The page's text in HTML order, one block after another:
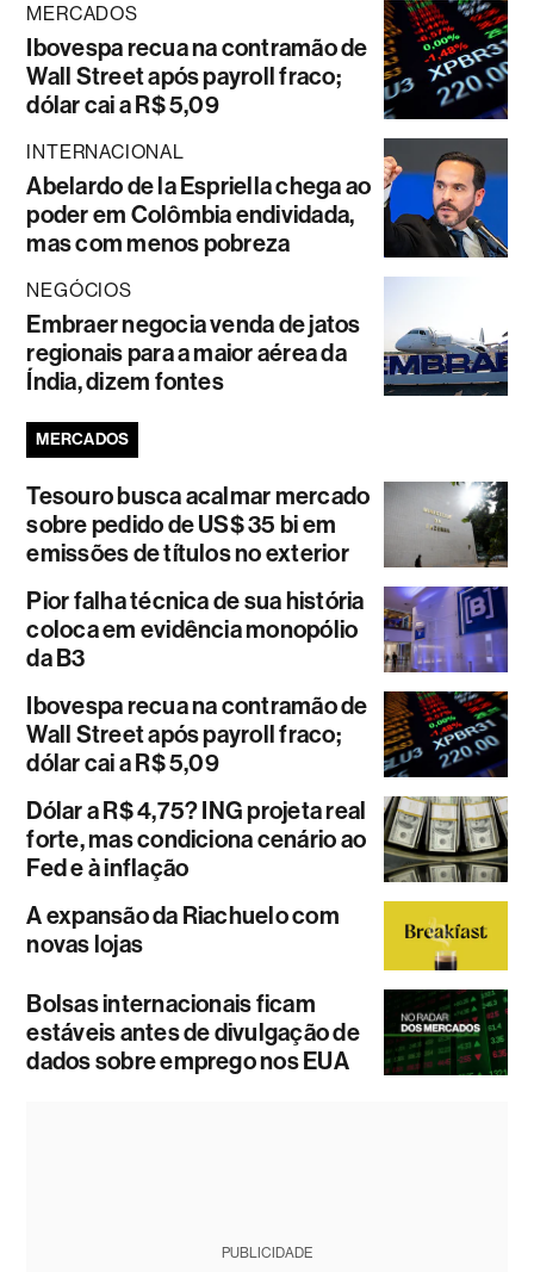
MERCADOS
Ibovespa recua na contramão de
Wall Street após payroll fraco;
dólar cai a R$ 5,09
INTERNACIONAL
Abelardo de la Espriella chega ao
poder em Colômbia endividada,
mas com menos pobreza
NEGÓCIOS
Embraer negocia venda de jatos
regionais para a maior aérea da
Índia, dizem fontes
MERCADOS
Tesouro busca acalmar mercado
sobre pedido de US$ 35 bi em
emissões de títulos no exterior
Pior falha técnica de sua história
coloca em evidência monopólio
da B3
Ibovespa recua na contramão de
Wall Street após payroll fraco;
dólar cai a R$ 5,09
Dólar a R$ 4,75? ING projeta real
forte, mas condiciona cenário ao
Fed e à inflação
A expansão da Riachuelo com
novas lojas
Bolsas internacionais ficam
estáveis antes de divulgação de
dados sobre emprego nos EUA
PUBLICIDADE